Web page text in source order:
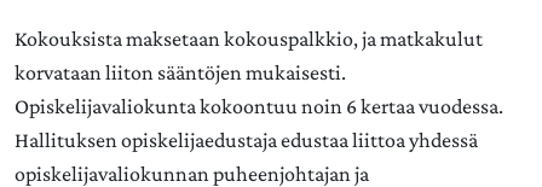
Kokouksista maksetaan kokouspalkkio, ja matkakulut
korvataan liiton sääntöjen mukaisesti.
Opiskelijavaliokunta kokoontuu noin 6 kertaa vuodessa.
Hallituksen opiskelijaedustaja edustaa liittoa yhdessä
opiskelijavaliokunnan puheenjohtajan ja